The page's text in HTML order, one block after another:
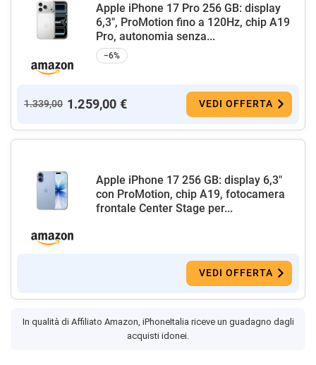
Apple iPhone 17 Pro 256 GB: display
6,3", ProMotion fino a 120Hz, chip A19
Pro, autonomia senza...
−6%
1.339,00 1.259,00 € VEDI OFFERTA
Apple iPhone 17 256 GB: display 6,3"
con ProMotion, chip A19, fotocamera
frontale Center Stage per...
VEDI OFFERTA
In qualità di Affiliato Amazon, iPhoneItalia riceve un guadagno dagli
acquisti idonei.